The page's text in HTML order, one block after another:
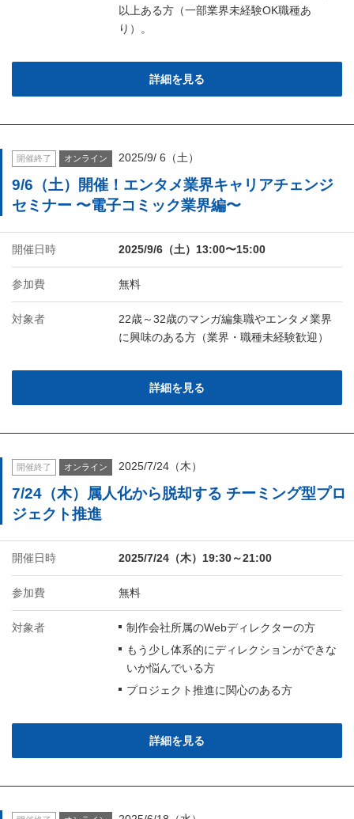
以上ある方（一部業界未経験OK職種あ
り）。
詳細を見る
開催終了 オンライン 2025/9/ 6（土）
9/6（土）開催！エンタメ業界キャリアチェンジ
セミナー 〜電子コミック業界編〜
開催日時 2025/9/6（土）13:00〜15:00
参加費 無料
対象者
22歳～32歳のマンガ編集職やエンタメ業界
に興味のある方（業界・職種未経験歓迎）
詳細を見る
開催終了 オンライン 2025/7/24（木）
7/24（木）属人化から脱却する チーミング型プロ
ジェクト推進
開催日時 2025/7/24（木）19:30～21:00
参加費 無料
対象者
制作会社所属のWebディレクターの方
もう少し体系的にディレクションができな
いか悩んでいる方
プロジェクト推進に関心のある方
詳細を見る